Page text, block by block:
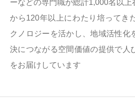
ーなどの専門職が総計1,000名以
から120年以上にわたり培ってき
クノロジーを活かし、地域活性化
決につながる空間価値の提供で人
をお届けしています